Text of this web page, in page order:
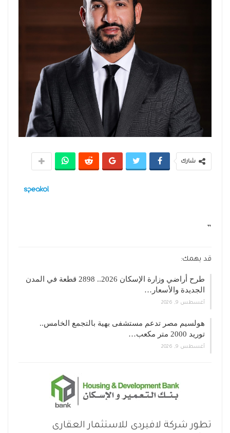
شارك
”
قد يهمك:
طرح أراضي وزارة الإسكان 2026.. 2898 قطعة في المدن
الجديدة والأسعار…
أغسطس 9, 2026
هولسيم مصر تدعم مستشفى بهية بالتجمع الخامس..
توريد 2000 متر مكعب…
أغسطس 9, 2026
تطور شركة لافيردى للاستثمار العقارى